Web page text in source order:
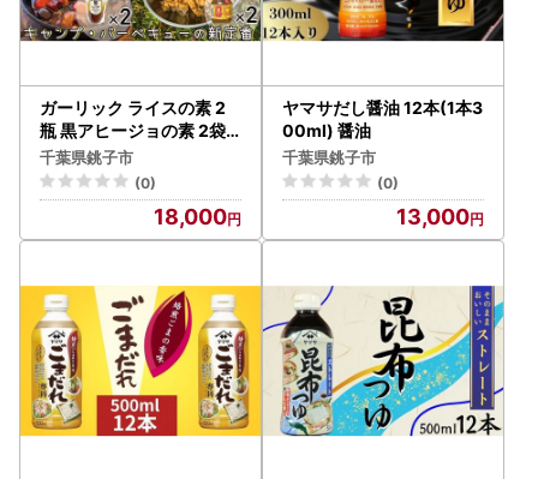
ガーリック ライスの素 2
瓶 黒アヒージョの素 2袋
セット ガーリック アウト
ドアオペラ
千葉県銚子市
(0)
18,000
ヤマサだし醤油 12本(1本3
00ml) 醤油
千葉県銚子市
(0)
13,000